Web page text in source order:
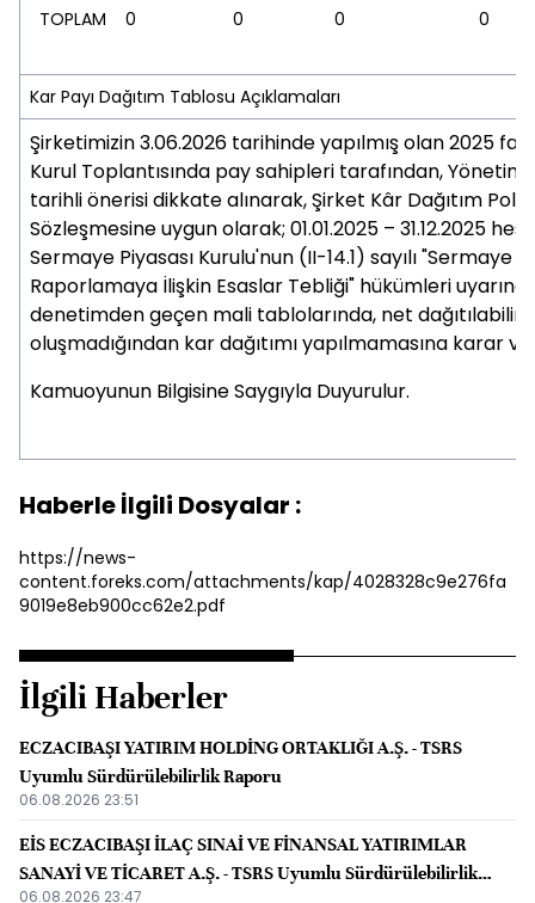
TOPLAM
0 0 0 0
Kar Payı Dağıtım Tablosu Açıklamaları
Şirketimizin 3.06.2026 tarihinde yapılmış olan 2025
Kurul Toplantısında pay sahipleri tarafından, Yönetim
tarihli önerisi dikkate alınarak, Şirket Kâr Dağıtım
Sözleşmesine uygun olarak; 01.01.2025 – 31.12.2025
Sermaye Piyasası Kurulu'nun (II-14.1) sayılı "Sermaye
Raporlamaya İlişkin Esaslar Tebliği" hükümleri
denetimden geçen mali tablolarında, net dağıtılabilir
oluşmadığından kar dağıtımı yapılmamasına karar
Kamuoyunun Bilgisine Saygıyla Duyurulur.
Haberle İlgili Dosyalar :
https://news-
content.foreks.com/attachments/kap/4028328c9e276fa
9019e8eb900cc62e2.pdf
İlgili Haberler
ECZACIBAŞI YATIRIM HOLDİNG ORTAKLIĞI A.Ş. - TSRS
Uyumlu Sürdürülebilirlik Raporu
06.08.2026 23:51
EİS ECZACIBAŞI İLAÇ SINAİ VE FİNANSAL YATIRIMLAR
SANAYİ VE TİCARET A.Ş. - TSRS Uyumlu Sürdürülebilirlik
06.08.2026 23:47